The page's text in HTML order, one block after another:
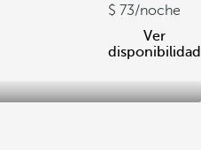
73/noche
Ver
disponibilidad